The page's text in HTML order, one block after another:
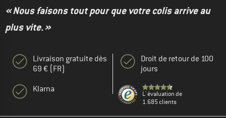
« Nous faisons tout pour que votre colis arrive au
plus vite. »
Livraison gratuite dès
69 € (FR)
Klarna
Droit de retour de 100
jours
L' évaluation de
1.685 clients